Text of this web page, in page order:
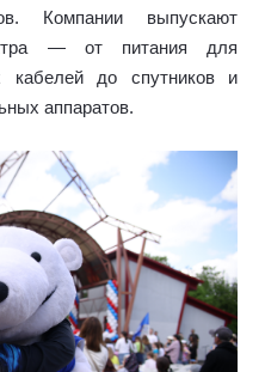
Компании выпускают
— от питания для
кабелей до спутников и
аппаратов.